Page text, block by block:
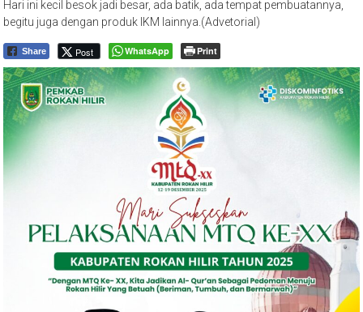
Hari ini kecil besok jadi besar, ada batik, ada tempat pembuatannya,
begitu juga dengan produk IKM lainnya.(Advetorial)
Share Post WhatsApp Print